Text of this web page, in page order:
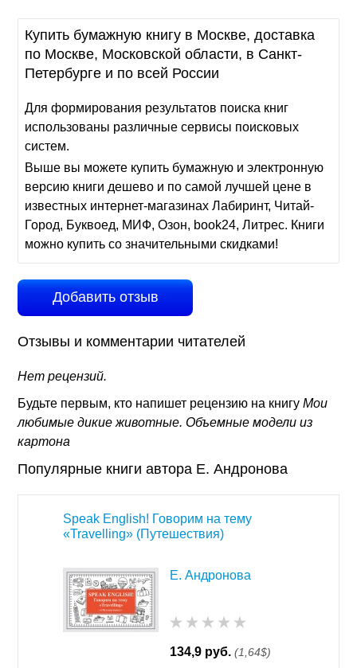
Купить бумажную книгу в Москве, доставка
по Москве, Московской области, в Санкт-
Петербурге и по всей России
Для формирования результатов поиска книг
использованы различные сервисы поисковых
систем.
Выше вы можете купить бумажную и электронную
версию книги дешево и по самой лучшей цене в
известных интернет-магазинах Лабиринт, Читай-
Город, Буквоед, МИФ, Озон, book24, Литрес. Книги
можно купить со значительными скидками!
Добавить отзыв
Отзывы и комментарии читателей
Нет рецензий.
Будьте первым, кто напишет рецензию на книгуМои
любимые дикие животные. Объемные модели из
картона
Популярные книги автора Е. Андронова
Speak English! Говорим на тему
«Travelling» (Путешествия)
Е. Андронова
134,9 руб. (1,64$)